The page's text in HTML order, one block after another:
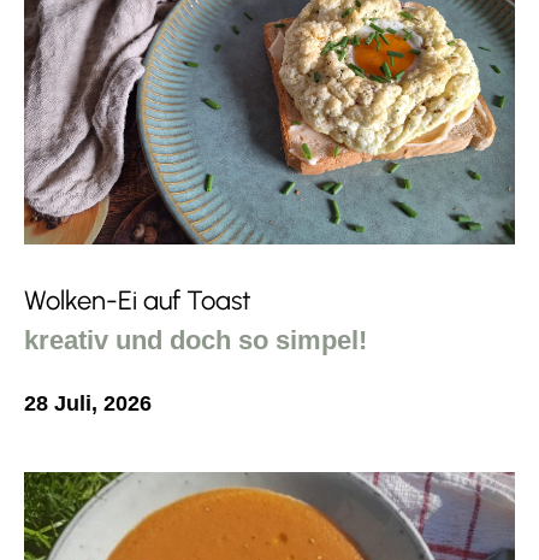
Wolken-Ei auf Toast
kreativ und doch so simpel!
28 Juli, 2026